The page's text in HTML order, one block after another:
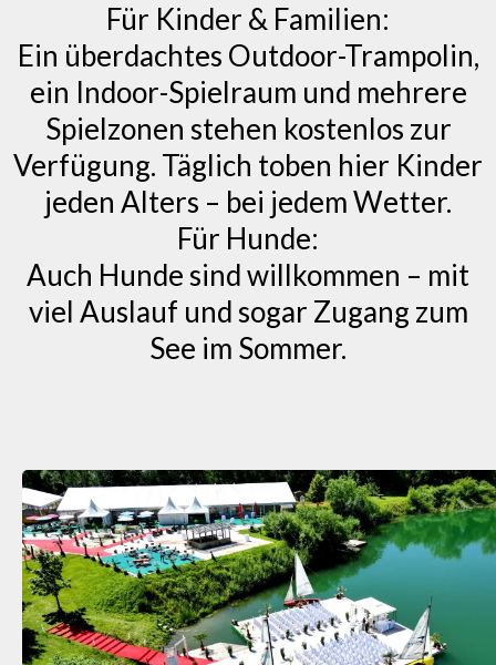
Für Kinder & Familien:
Ein überdachtes Outdoor-Trampolin,
ein Indoor-Spielraum und mehrere
Spielzonen stehen kostenlos zur
Verfügung. Täglich toben hier Kinder
jeden Alters – bei jedem Wetter.
Für Hunde:
Auch Hunde sind willkommen – mit
viel Auslauf und sogar Zugang zum
See im Sommer.